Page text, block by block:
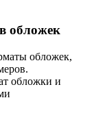
обложек
обложек,
обложки и